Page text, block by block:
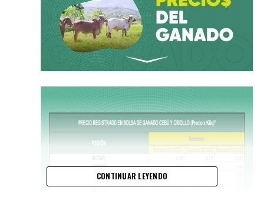
CONTINUAR LEYENDO